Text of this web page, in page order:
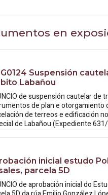
en
Suspensión
Labañou
de suspensión cautelar de
de plan e otorgamiento
de terreos e edificación
de Labañou (Expediente
inicial estudo
parcela 5D
de aprobación inicial do